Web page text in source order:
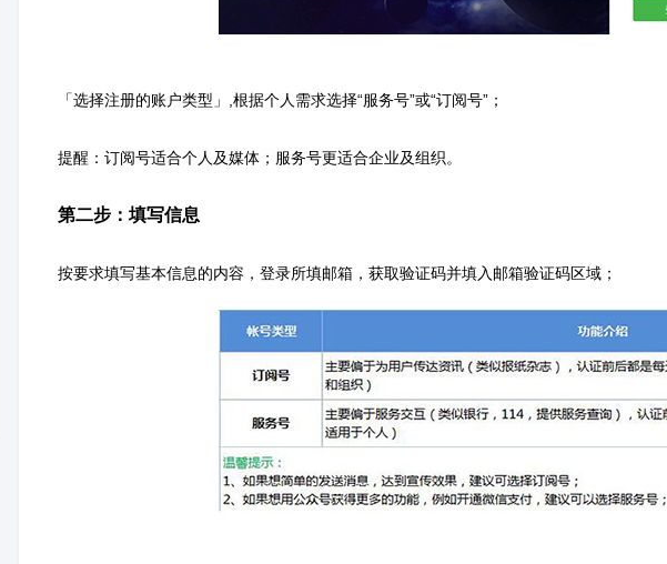
「选择注册的账户类型」,根据个人需求选择“服务号”或“订阅号”；
提醒：订阅号适合个人及媒体；服务号更适合企业及组织。
第二步：填写信息
按要求填写基本信息的内容，登录所填邮箱，获取验证码并填入邮箱验证码区域；